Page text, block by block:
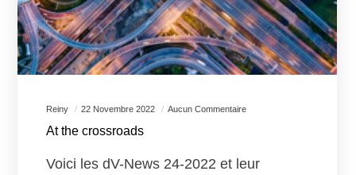
Reiny 22 Novembre 2022 Aucun Commentaire
At the crossroads
Voici les dV-News 24-2022 et leur